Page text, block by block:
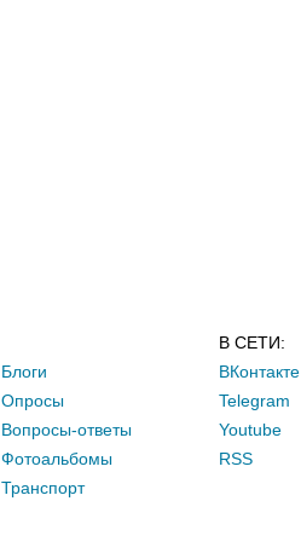
Блоги
Опросы
Вопросы-ответы
Фотоальбомы
Транспорт
В СЕТИ:
ВКонтакте
Telegram
Youtube
RSS